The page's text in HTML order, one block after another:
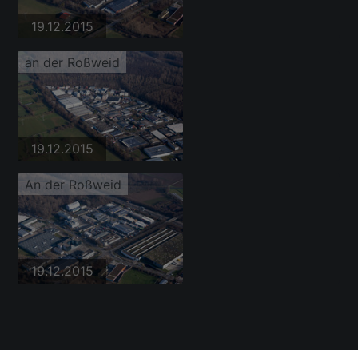
19.12.2015
an der Roßweid
19.12.2015
An der Roßweid
19.12.2015